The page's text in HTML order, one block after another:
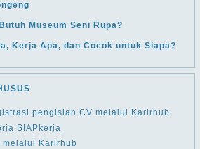
Museum Seni Rupa?
Kerja Apa, dan Cocok untuk Siapa?
pengisian CV melalui Karirhub
SIAPkerja
melalui Karirhub